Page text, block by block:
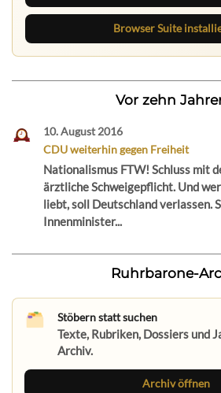
Browser Suite
Vor zehn
10. August 2016
CDU weiterhin gegen Freiheit
Nationalismus FTW! Schluss mit
ärztliche Schweigepflicht. Und
liebt, soll Deutschland verlassen.
Innenminister...
Ruhrbarone-
Stöbern statt suchen
Texte, Rubriken, Dossiers und
Archiv.
Archiv öffnen